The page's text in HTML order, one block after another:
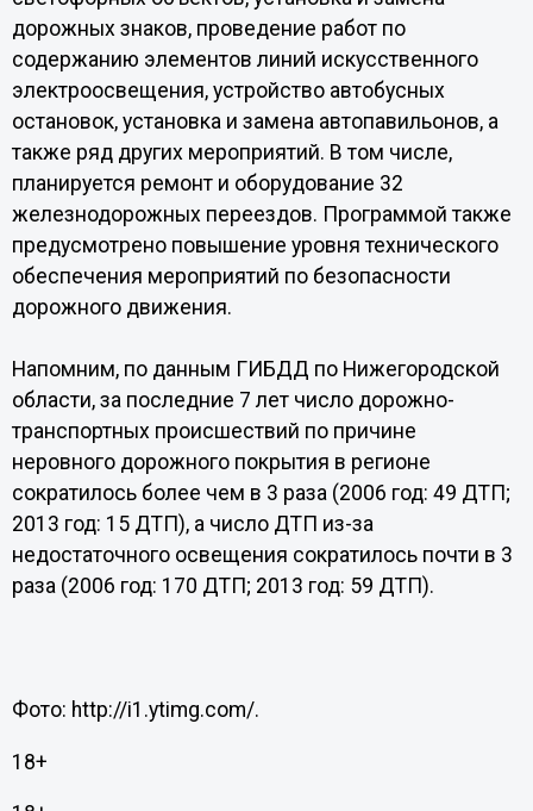
дорожных знаков, проведение работ по
содержанию элементов линий искусственного
электроосвещения, устройство автобусных
остановок, установка и замена автопавильонов, а
также ряд других мероприятий. В том числе,
планируется ремонт и оборудование 32
железнодорожных переездов. Программой также
предусмотрено повышение уровня технического
обеспечения мероприятий по безопасности
дорожного движения.
Напомним, по данным ГИБДД по Нижегородской
области, за последние 7 лет число дорожно-
транспортных происшествий по причине
неровного дорожного покрытия в регионе
сократилось более чем в 3 раза (2006 год: 49 ДТП;
2013 год: 15 ДТП), а число ДТП из-за
недостаточного освещения сократилось почти в 3
раза (2006 год: 170 ДТП; 2013 год: 59 ДТП).
Фото: http://i1.ytimg.com/.
18+